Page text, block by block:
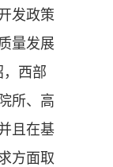
发政策
量发展
，西部
所、高
且在基
方面取